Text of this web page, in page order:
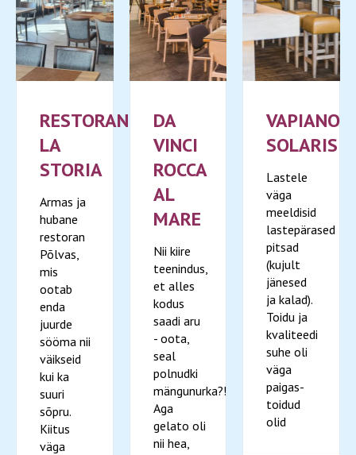
RESTORAN
LA
STORIA
Armas ja
hubane
restoran
Põlvas,
mis
ootab
enda
juurde
sööma nii
väikseid
kui ka
suuri
sõpru.
Kiitus
väga
DA
VINCI
ROCCA
AL
MARE
Nii kiire
teenindus,
et alles
kodus
saadi aru
- oota,
seal
polnudki
mängunurka?!
Aga
gelato oli
nii hea,
VAPIANO
SOLARIS
Lastele
väga
meeldisid
lastepärased
pitsad
(kujult
jänesed
ja kalad).
Toidu ja
kvaliteedi
suhe oli
väga
paigas-
toidud
olid